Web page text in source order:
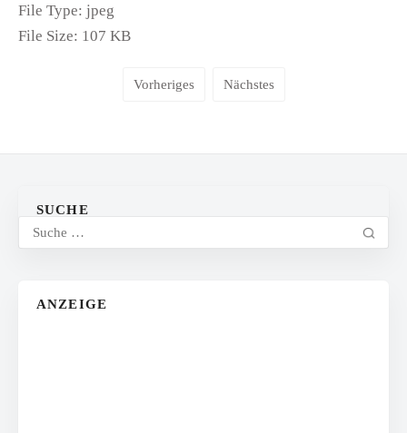
File Type: jpeg
File Size: 107 KB
Vorheriges Nächstes
SUCHE
ANZEIGE